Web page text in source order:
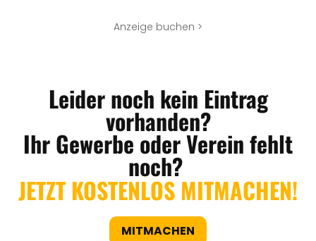
Anzeige buchen >
Leider noch kein Eintrag
vorhanden?
Ihr Gewerbe oder Verein fehlt
noch?
JETZT KOSTENLOS MITMACHEN!
MITMACHEN